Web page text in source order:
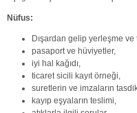
Nüfus:
Dışardan gelip yerleşme ve
pasaport ve hüviyetler,
iyi hal kağıdı,
ticaret sicili kayıt örneği,
suretlerin ve imzaların
kayıp eşyaların teslimi,